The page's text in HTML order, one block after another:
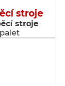
stroje
stroje